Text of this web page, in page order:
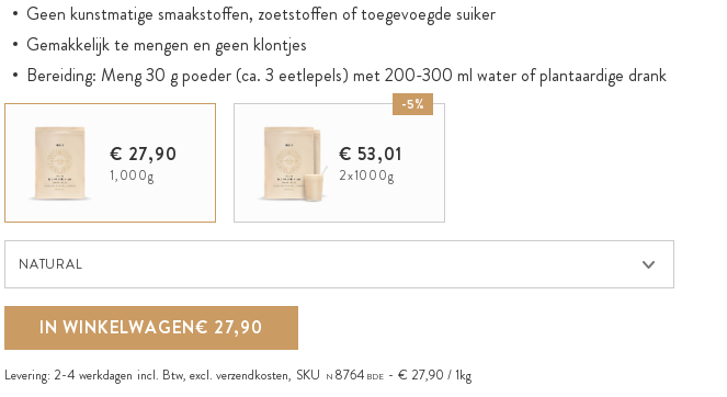
Geen kunstmatige smaakstoffen, zoetstoffen of toegevoegde suiker
Gemakkelijk te mengen en geen klontjes
Bereiding: Meng 30 g poeder (ca. 3 eetlepels) met 200-300 ml water of plantaardige drank
in een shaker
Bijzonder geschikt voor sporters, fysiek actieve mensen en mensen met een verhoogde
eiwitbehoefte
Ideaal voor het opbouwen en behouden van spieren en botstructuur
Zonder soja-eiwit, glutenvrij en zonder siliciumdioxide
€ 27,90
1,000g
-5%
€ 53,01
2x1000g
NATURAL
IN WINKELWAGEN€ 27,90
Levering: 2-4 werkdagen incl. Btw, excl. verzendkosten, SKU N 8764 BDE € 27,90 / 1kg